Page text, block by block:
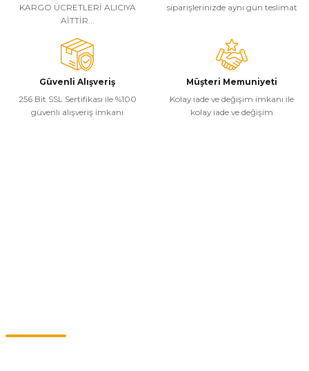
KARGO ÜCRETLERİ ALICIYA
AİTTİR...
siparişlerinizde aynı gün teslimat
Güvenli Alışveriş
256 Bit SSL Sertifikası ile %100
güvenli alışveriş imkanı
Müşteri Memuniyeti
Kolay iade ve değişim imkanı ile
kolay iade ve değişim